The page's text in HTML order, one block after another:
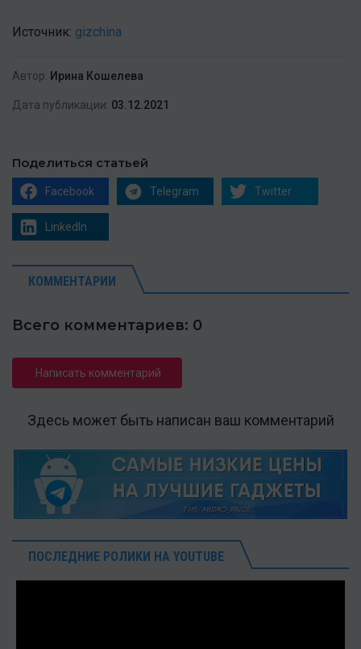
Источник: gizchina
Автор: Ирина Кошелева
Дата публикации: 03.12.2021
Поделиться статьей
Facebook Telegram Twitter
LinkedIn
КОММЕНТАРИИ
Всего комментариев: 0
Написать комментарий
Здесь может быть написан ваш комментарий
ПОСЛЕДНИЕ РОЛИКИ НА YOUTUBE